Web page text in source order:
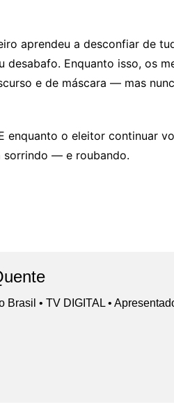
aprendeu a desconfiar de
Enquanto isso, os
e de máscara — mas
enquanto o eleitor continuar
sorrindo — e roubando.
Brasil • TV DIGITAL •